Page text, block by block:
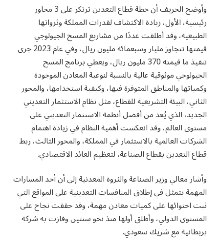
وأوضح الخريف أن خطة قطاع التعدين ترتكز على 3 محاور
رئيسية، الأول، زيادة الاكتشاف لقدرات المملكة وثرواتها
الطبيعية، وقد أطلقت عددًا من مشاريع المسح الجيولوجي
قيمتها تتجاوز مليار وسبعمائة مليون ريال، وفي عام 2023 جرى
تنفيذ ما قيمته 370 مليون ريال، ويعطي برنامج المسح
الجيولوجي موثوقية عالية بالنسبة لنوعية المعادن الموجودة
وكمياتها والمناطق المتوفرة فيها، وكيفية استخدامها، والمحور
الثاني، البيئة التشريعية للقطاع، مثل نظام الاستثمار التعديني
الجديد، الذي يُعد من أفضل أنظمة الاستثمار التعديني على
مستوى العالم، وقد انعكست أهمية النظام في زيادة اهتمام
الشركات العالمية بالاستثمار في المملكة، والمحور الثالث، ربط
قطاع التعدين بقطاع الصناعة، لتعظيم العائد الاقتصادي.
وأشار معالي وزير الصناعة والثروة المعدنية إلى أن أحد المسارات
المهمة يتمثل في إطلاق المنافسات التعدينية على المواقع التي
ثبت احتوائها على كميات معادن مهمة، وقد حققت نجاح على
المستوى الدولي، وأطلق أولها منذ نحو سنتين وفازت به شركة
بريطانية مع شريك سعودي.